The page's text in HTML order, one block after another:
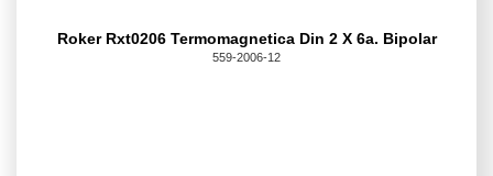
Roker Rxt0206 Termomagnetica Din 2 X 6a. Bipolar
559-2006-12